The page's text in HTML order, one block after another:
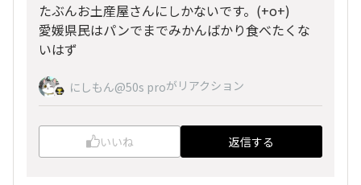
たぶんお土産屋さんにしかないです。(+o+)
愛媛県民はパンでまでみかんばかり食べたくな
いはず
にしもん@50s proがリアクション
いいね 返信する